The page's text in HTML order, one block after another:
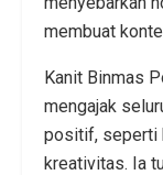
membuat
Kanit Binmas
mengajak
positif, seperti
kreativitas. Ia